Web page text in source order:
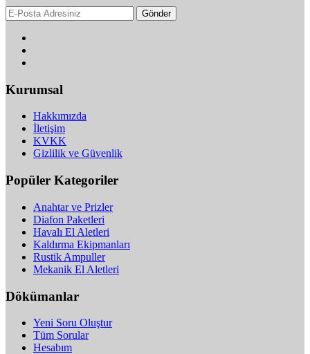
Gönder
Kurumsal
Hakkımızda
İletişim
KVKK
Gizlilik ve Güvenlik
Popüler Kategoriler
Anahtar ve Prizler
Diafon Paketleri
Havalı El Aletleri
Kaldırma Ekipmanları
Rustik Ampuller
Mekanik El Aletleri
Dökümanlar
Yeni Soru Oluştur
Tüm Sorular
Hesabım